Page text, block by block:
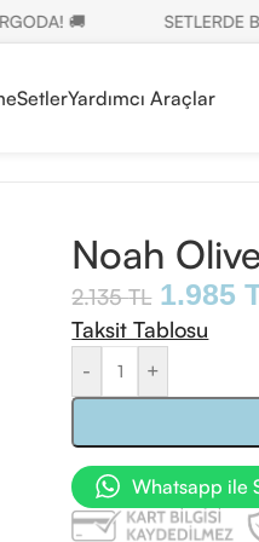
🚚 SETLERDE
SetlerYardımcı Araçlar
Noah
2.135TL 1.985
Taksit Tablosu
- +
Whatsapp ile